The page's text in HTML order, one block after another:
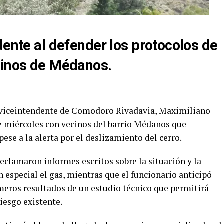
al defender los protocolos de
de Médanos.
de Comodoro Rivadavia, Maximiliano
con vecinos del barrio Médanos que
a la alerta por el deslizamiento del cerro.
informes escritos sobre la situación y la
especial el gas, mientras que el funcionario anticipó
resultados de un estudio técnico que permitirá
existente.